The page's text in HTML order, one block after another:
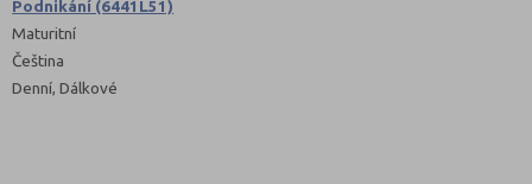
Podnikání (6441L51)
Maturitní
Čeština
Denní, Dálkové